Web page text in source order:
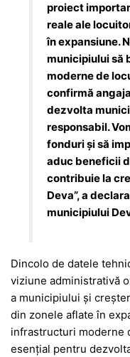
proiect
reale ale
în expansiune.
municipiului să
moderne de
confirmă
dezvolta
responsabil.
fonduri și să
aduc beneficii
contribuie la
Deva”, a
municipiului
Dincolo de datele
viziune administrativă
a municipiului și
din zonele aflate în
infrastructuri moderne
esențial pentru